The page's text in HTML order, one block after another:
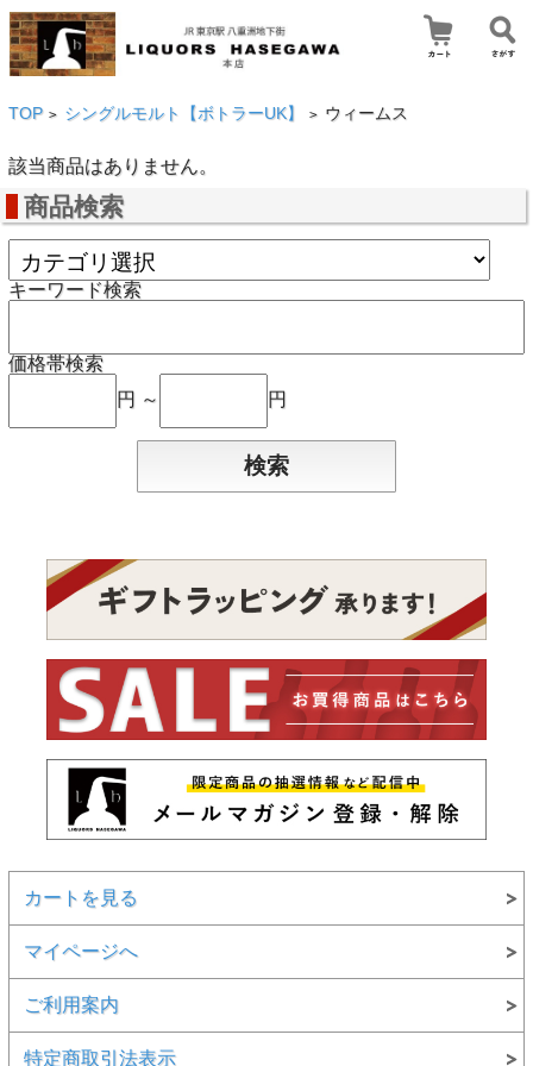
TOP > シングルモルト【ボトラーUK】 > ウィームス
該当商品はありません。
商品検索
キーワード検索
価格帯検索
円 ～
円
カートを見る
マイページへ
ご利用案内
特定商取引法表示